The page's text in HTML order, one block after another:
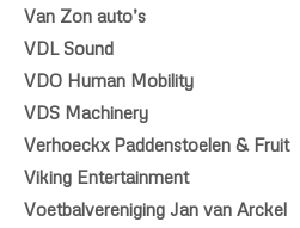
Van Zon auto’s
VDL Sound
VDO Human Mobility
VDS Machinery
Verhoeckx Paddenstoelen & Fruit
Viking Entertainment
Voetbalvereniging Jan van Arckel